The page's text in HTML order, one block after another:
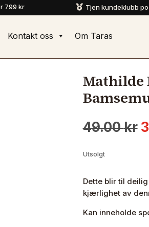
799 kr  Tjen kundeklubb
Kontakt oss Om Taras
Mathilde
49.00kr
Utsolgt
Dette blir til
kjærlighet av
Kan inneholde